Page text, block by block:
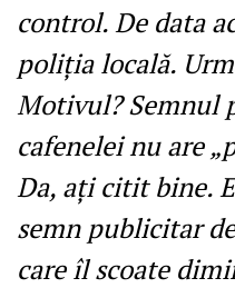
control. De data
poliția locală.
Motivul? Semnul
cafenelei nu are
Da, ați citit bine.
semn publicitar
care îl scoate